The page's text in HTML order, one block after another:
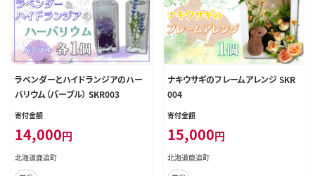
ラベンダーとハイドランジアのハー
バリウム（パープル） SKR003
寄付金額
14,000円
北海道鹿追町
ナキウサギのフレームアレンジ SKR
004
寄付金額
15,000円
北海道鹿追町